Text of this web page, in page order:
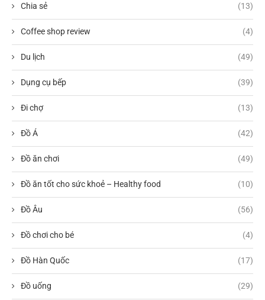
Chia sẻ (13)
Coffee shop review (4)
Du lịch (49)
Dụng cụ bếp (39)
Đi chợ (13)
Đồ Á (42)
Đồ ăn chơi (49)
Đồ ăn tốt cho sức khoẻ – Healthy food (10)
Đồ Âu (56)
Đồ chơi cho bé (4)
Đồ Hàn Quốc (17)
Đồ uống (29)